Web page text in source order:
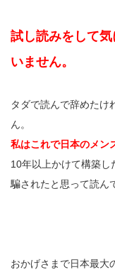
試し読みをして
いません。
タダで読んで辞めたけ
ん。
私はこれで日本のメン
10年以上かけて構築し
騙されたと思って読ん
おかげさまで日本最大